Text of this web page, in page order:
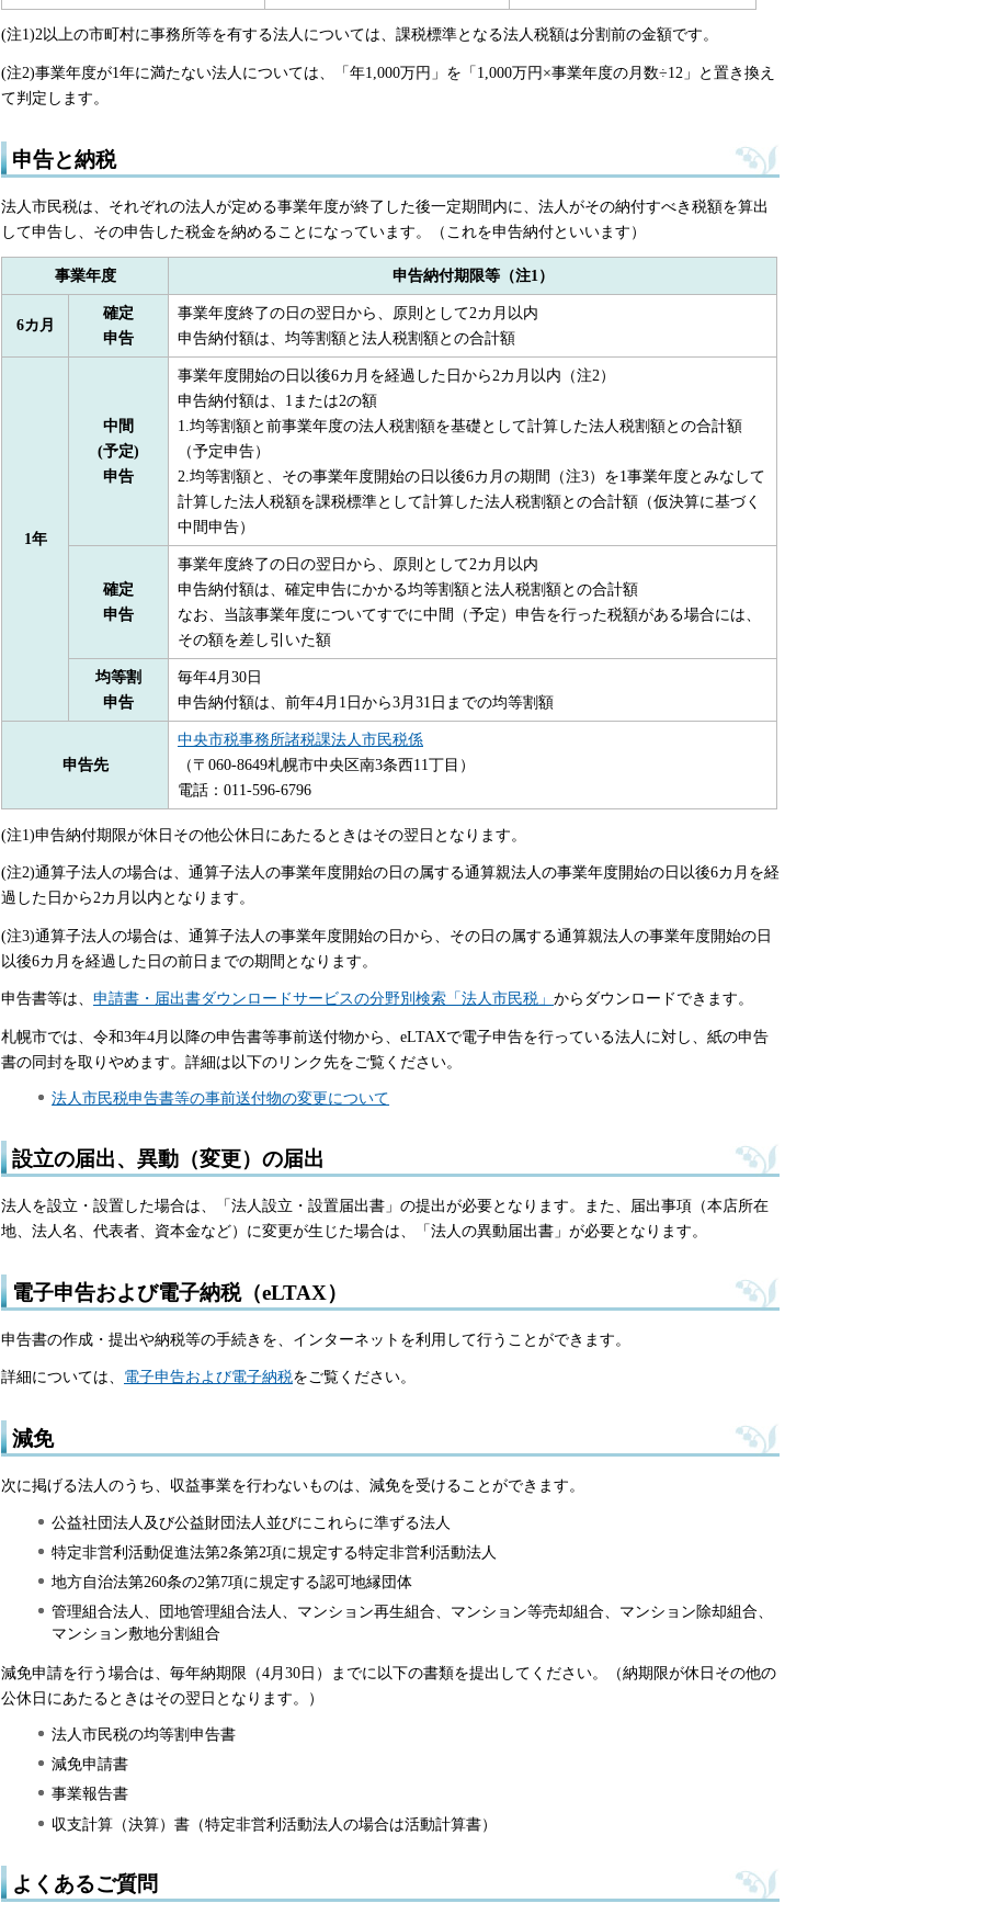
(注1)2以上の市町村に事務所等を有する法人については、課税標準となる法人税額は分割前の金額です。
(注2)事業年度が1年に満たない法人については、「年1,000万円」を「1,000万円×事業年度の月数÷12」と置き換え
て判定します。
申告と納税
法人市民税は、それぞれの法人が定める事業年度が終了した後一定期間内に、法人がその納付すべき税額を算出
して申告し、その申告した税金を納めることになっています。（これを申告納付といいます）
事業年度 申告納付期限等（注1）
6カ月
確定
申告
事業年度終了の日の翌日から、原則として2カ月以内
申告納付額は、均等割額と法人税割額との合計額
1年
中間
(予定)
申告
事業年度開始の日以後6カ月を経過した日から2カ月以内（注2）
申告納付額は、1または2の額
1.均等割額と前事業年度の法人税割額を基礎として計算した法人税割額との合計額
（予定申告）
2.均等割額と、その事業年度開始の日以後6カ月の期間（注3）を1事業年度とみなして
計算した法人税額を課税標準として計算した法人税割額との合計額（仮決算に基づく
中間申告）
確定
申告
事業年度終了の日の翌日から、原則として2カ月以内
申告納付額は、確定申告にかかる均等割額と法人税割額との合計額
なお、当該事業年度についてすでに中間（予定）申告を行った税額がある場合には、
その額を差し引いた額
均等割
申告
毎年4月30日
申告納付額は、前年4月1日から3月31日までの均等割額
申告先
中央市税事務所諸税課法人市民税係
（〒060-8649札幌市中央区南3条西11丁目）
電話：011-596-6796
(注1)申告納付期限が休日その他公休日にあたるときはその翌日となります。
(注2)通算子法人の場合は、通算子法人の事業年度開始の日の属する通算親法人の事業年度開始の日以後6カ月を経
過した日から2カ月以内となります。
(注3)通算子法人の場合は、通算子法人の事業年度開始の日から、その日の属する通算親法人の事業年度開始の日
以後6カ月を経過した日の前日までの期間となります。
申告書等は、 申請書・届出書ダウンロードサービスの分野別検索「法人市民税」 からダウンロードできます。
札幌市では、令和3年4月以降の申告書等事前送付物から、eLTAXで電子申告を行っている法人に対し、紙の申告
書の同封を取りやめます。詳細は以下のリンク先をご覧ください。
法人市民税申告書等の事前送付物の変更について
設立の届出、異動（変更）の届出
法人を設立・設置した場合は、「法人設立・設置届出書」の提出が必要となります。また、届出事項（本店所在
地、法人名、代表者、資本金など）に変更が生じた場合は、「法人の異動届出書」が必要となります。
電子申告および電子納税（eLTAX）
申告書の作成・提出や納税等の手続きを、インターネットを利用して行うことができます。
詳細については、 電子申告および電子納税をご覧ください。
減免
次に掲げる法人のうち、収益事業を行わないものは、減免を受けることができます。
公益社団法人及び公益財団法人並びにこれらに準ずる法人
特定非営利活動促進法第2条第2項に規定する特定非営利活動法人
地方自治法第260条の2第7項に規定する認可地縁団体
管理組合法人、団地管理組合法人、マンション再生組合、マンション等売却組合、マンション除却組合、
マンション敷地分割組合
減免申請を行う場合は、毎年納期限（4月30日）までに以下の書類を提出してください。（納期限が休日その他の
公休日にあたるときはその翌日となります。）
法人市民税の均等割申告書
減免申請書
事業報告書
収支計算（決算）書（特定非営利活動法人の場合は活動計算書）
よくあるご質問